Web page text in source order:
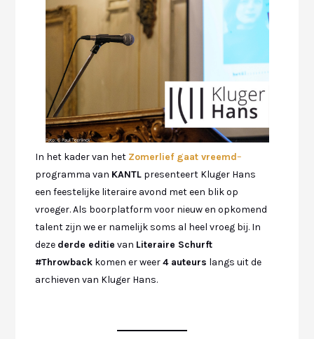
In het kader van het Zomerlief gaat vreemd–
programma van KANTL presenteert Kluger Hans
een feestelijke literaire avond met een blik op
vroeger. Als boorplatform voor nieuw en opkomend
talent zijn we er namelijk soms al heel vroeg bij. In
deze derde editie van Literaire Schurft
#Throwback komen er weer4 auteurs langs uit de
archieven van Kluger Hans.